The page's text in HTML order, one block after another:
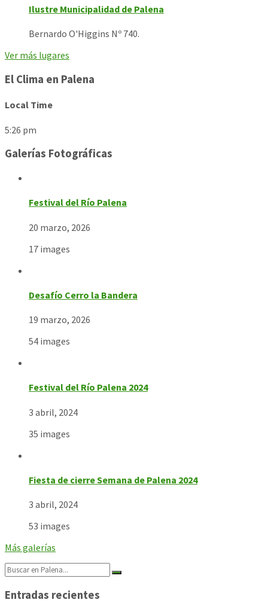
Ilustre Municipalidad de Palena
Bernardo O'Higgins Nº 740.
Ver más lugares
El Clima en Palena
Local Time
5:26 pm
Galerías Fotográficas
Festival del Río Palena
20 marzo, 2026
17 images
Desafío Cerro la Bandera
19 marzo, 2026
54 images
Festival del Río Palena 2024
3 abril, 2024
35 images
Fiesta de cierre Semana de Palena 2024
3 abril, 2024
53 images
Más galerías
Search:
Entradas recientes